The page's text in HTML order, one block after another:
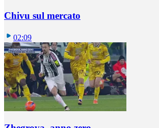
Chivu sul mercato
02:09